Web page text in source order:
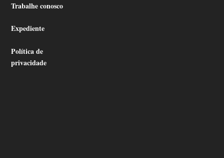
Trabalhe conosco
Expediente
Política de
privacidade